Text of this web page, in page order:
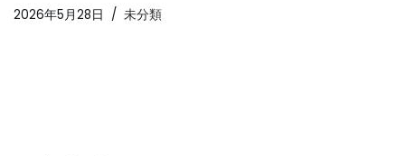
プ
2026年5月28日 未分類